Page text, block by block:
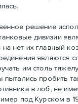
решение
дивизии
нет их главный
являются
им столь
пытались пробить
в лоб, не
под Курском в